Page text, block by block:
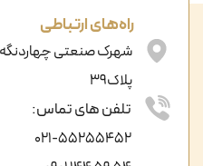
راه‌های ارتباطی
شهرک صنعتی چهاردنگه,
پلاک39
تلفن های تماس:
021-55255452